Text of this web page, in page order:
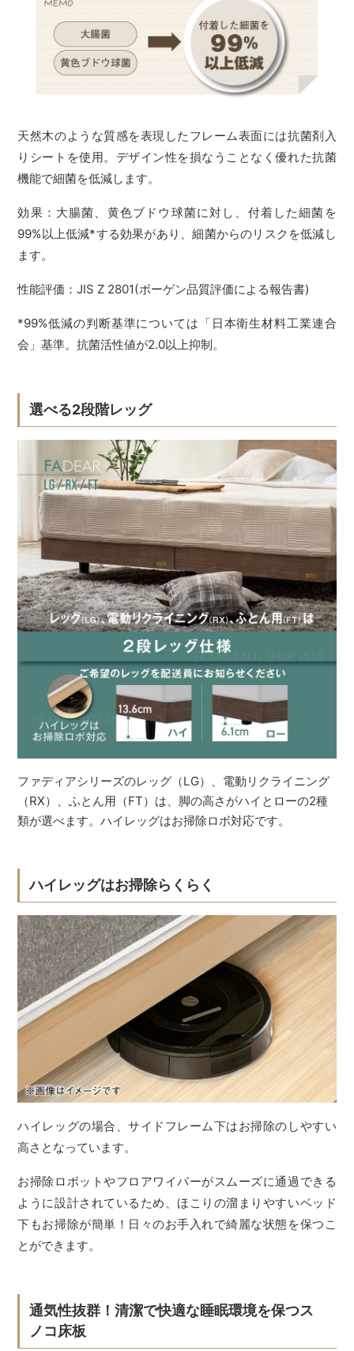
天然木のような質感を表現したフレーム表面には抗菌剤入
りシートを使用。デザイン性を損なうことなく優れた抗菌
機能で細菌を低減します。
効果：大腸菌、黄色ブドウ球菌に対し、付着した細菌を
99%以上低減*する効果があり、細菌からのリスクを低減し
ます。
性能評価：JIS Z 2801(ボーゲン品質評価による報告書)
*99%低減の判断基準については「日本衛生材料工業連合
会」基準。抗菌活性値が2.0以上抑制。
選べる2段階レッグ
ファディアシリーズのレッグ（LG）、電動リクライニング
（RX）、ふとん用（FT）は、脚の高さがハイとローの2種
類が選べます。ハイレッグはお掃除ロボ対応です。
ハイレッグはお掃除らくらく
ハイレッグの場合、サイドフレーム下はお掃除のしやすい
高さとなっています。
お掃除ロボットやフロアワイパーがスムーズに通過できる
ように設計されているため、ほこりの溜まりやすいベッド
下もお掃除が簡単！日々のお手入れで綺麗な状態を保つこ
とができます。
通気性抜群！清潔で快適な睡眠環境を保つス
ノコ床板